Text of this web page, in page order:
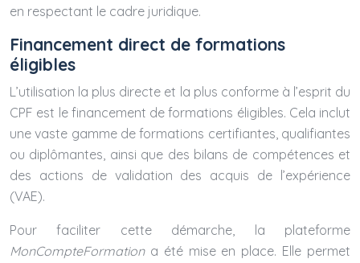
en respectant le cadre juridique.
Financement direct de formations
éligibles
L’utilisation la plus directe et la plus conforme à l’esprit du
CPF est le financement de formations éligibles. Cela inclut
une vaste gamme de formations certifiantes, qualifiantes
ou diplômantes, ainsi que des bilans de compétences et
des actions de validation des acquis de l’expérience
(VAE).
Pour faciliter cette démarche, la plateforme
MonCompteFormation a été mise en place. Elle permet